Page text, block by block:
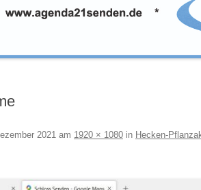
2021 am 1920 × 1080 in Hecken-